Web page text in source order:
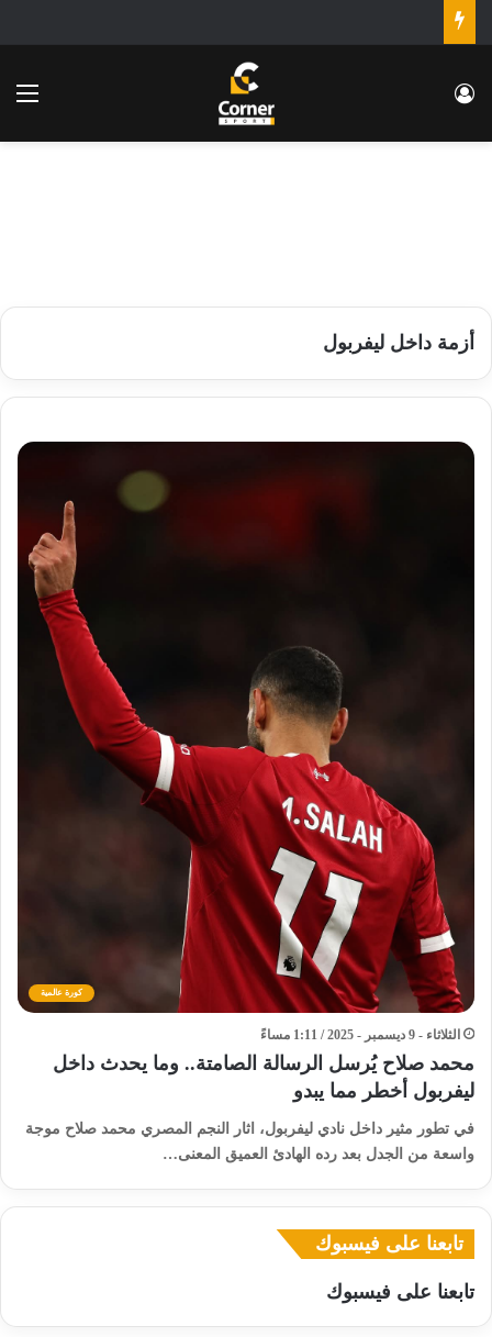
تسجيل الدخول
أزمة داخل ليفربول
كورة عالمية
الثلاثاء - 9 ديسمبر - 2025 / 1:11 مساءً
محمد صلاح يُرسل الرسالة الصامتة.. وما يحدث داخل
ليفربول أخطر مما يبدو
في تطور مثير داخل نادي ليفربول، اثار النجم المصري محمد صلاح موجة
واسعة من الجدل بعد رده الهادئ العميق المعنى…
تابعنا على فيسبوك
تابعنا على فيسبوك